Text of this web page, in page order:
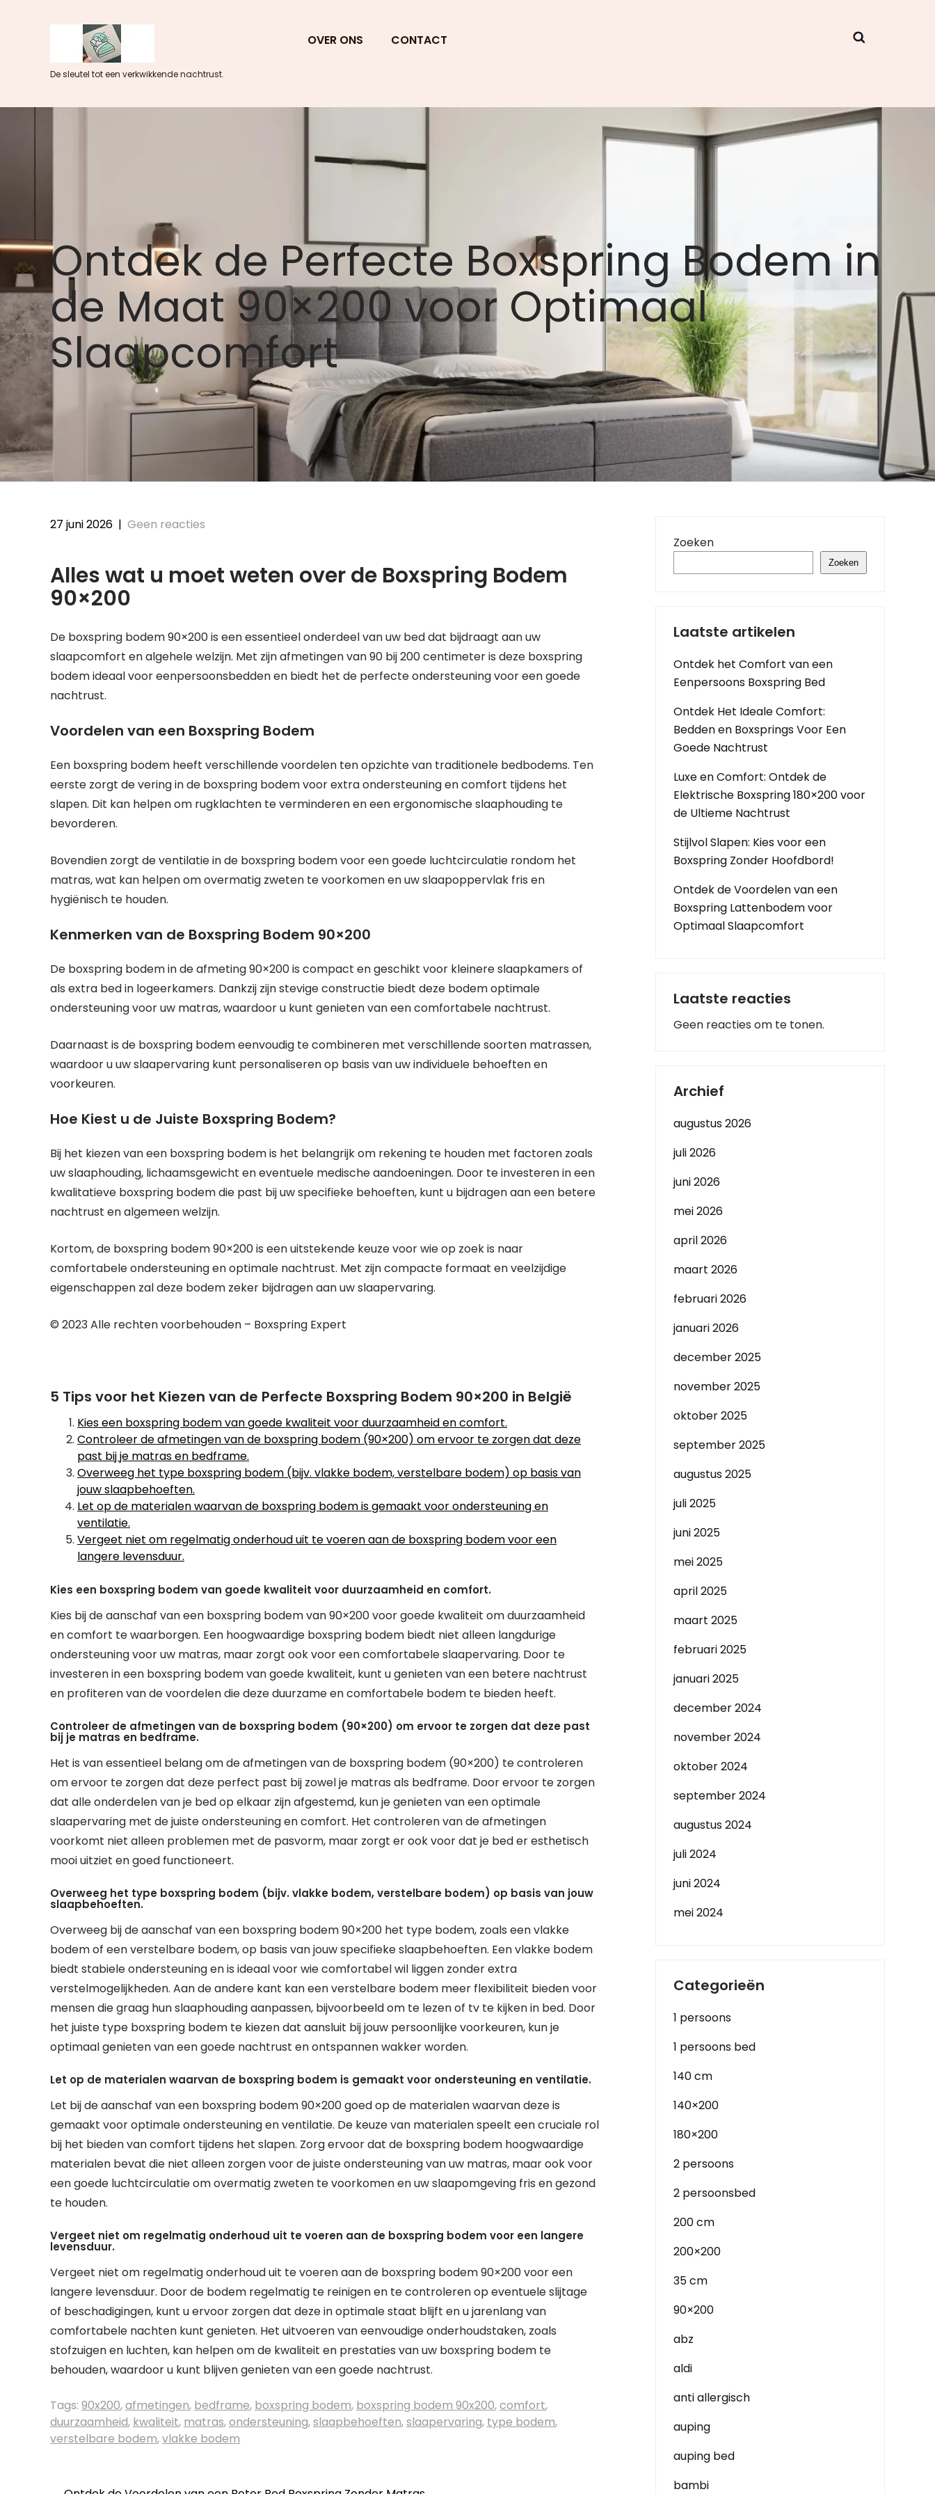
De sleutel tot een verkwikkende nachtrust.
OVER ONS CONTACT
Ontdek de Perfecte Boxspring Bodem in
de Maat 90×200 voor Optimaal
Slaapcomfort
27 juni 2026 | Geen reacties
Alles wat u moet weten over de Boxspring Bodem
90×200
De boxspring bodem 90×200 is een essentieel onderdeel van uw bed dat bijdraagt aan uw
slaapcomfort en algehele welzijn. Met zijn afmetingen van 90 bij 200 centimeter is deze boxspring
bodem ideaal voor eenpersoonsbedden en biedt het de perfecte ondersteuning voor een goede
nachtrust.
Voordelen van een Boxspring Bodem
Een boxspring bodem heeft verschillende voordelen ten opzichte van traditionele bedbodems. Ten
eerste zorgt de vering in de boxspring bodem voor extra ondersteuning en comfort tijdens het
slapen. Dit kan helpen om rugklachten te verminderen en een ergonomische slaaphouding te
bevorderen.
Bovendien zorgt de ventilatie in de boxspring bodem voor een goede luchtcirculatie rondom het
matras, wat kan helpen om overmatig zweten te voorkomen en uw slaapoppervlak fris en
hygiënisch te houden.
Kenmerken van de Boxspring Bodem 90×200
De boxspring bodem in de afmeting 90×200 is compact en geschikt voor kleinere slaapkamers of
als extra bed in logeerkamers. Dankzij zijn stevige constructie biedt deze bodem optimale
ondersteuning voor uw matras, waardoor u kunt genieten van een comfortabele nachtrust.
Daarnaast is de boxspring bodem eenvoudig te combineren met verschillende soorten matrassen,
waardoor u uw slaapervaring kunt personaliseren op basis van uw individuele behoeften en
voorkeuren.
Hoe Kiest u de Juiste Boxspring Bodem?
Bij het kiezen van een boxspring bodem is het belangrijk om rekening te houden met factoren zoals
uw slaaphouding, lichaamsgewicht en eventuele medische aandoeningen. Door te investeren in een
kwalitatieve boxspring bodem die past bij uw specifieke behoeften, kunt u bijdragen aan een betere
nachtrust en algemeen welzijn.
Kortom, de boxspring bodem 90×200 is een uitstekende keuze voor wie op zoek is naar
comfortabele ondersteuning en optimale nachtrust. Met zijn compacte formaat en veelzijdige
eigenschappen zal deze bodem zeker bijdragen aan uw slaapervaring.
© 2023 Alle rechten voorbehouden – Boxspring Expert
5 Tips voor het Kiezen van de Perfecte Boxspring Bodem 90×200 in België
Kies een boxspring bodem van goede kwaliteit voor duurzaamheid en comfort.
Controleer de afmetingen van de boxspring bodem (90×200) om ervoor te zorgen dat deze
past bij je matras en bedframe.
Overweeg het type boxspring bodem (bijv. vlakke bodem, verstelbare bodem) op basis van
jouw slaapbehoeften.
Let op de materialen waarvan de boxspring bodem is gemaakt voor ondersteuning en
ventilatie.
Vergeet niet om regelmatig onderhoud uit te voeren aan de boxspring bodem voor een
langere levensduur.
Kies een boxspring bodem van goede kwaliteit voor duurzaamheid en comfort.
Kies bij de aanschaf van een boxspring bodem van 90×200 voor goede kwaliteit om duurzaamheid
en comfort te waarborgen. Een hoogwaardige boxspring bodem biedt niet alleen langdurige
ondersteuning voor uw matras, maar zorgt ook voor een comfortabele slaapervaring. Door te
investeren in een boxspring bodem van goede kwaliteit, kunt u genieten van een betere nachtrust
en profiteren van de voordelen die deze duurzame en comfortabele bodem te bieden heeft.
Controleer de afmetingen van de boxspring bodem (90×200) om ervoor te zorgen dat deze past
bij je matras en bedframe.
Het is van essentieel belang om de afmetingen van de boxspring bodem (90×200) te controleren
om ervoor te zorgen dat deze perfect past bij zowel je matras als bedframe. Door ervoor te zorgen
dat alle onderdelen van je bed op elkaar zijn afgestemd, kun je genieten van een optimale
slaapervaring met de juiste ondersteuning en comfort. Het controleren van de afmetingen
voorkomt niet alleen problemen met de pasvorm, maar zorgt er ook voor dat je bed er esthetisch
mooi uitziet en goed functioneert.
Overweeg het type boxspring bodem (bijv. vlakke bodem, verstelbare bodem) op basis van jouw
slaapbehoeften.
Overweeg bij de aanschaf van een boxspring bodem 90×200 het type bodem, zoals een vlakke
bodem of een verstelbare bodem, op basis van jouw specifieke slaapbehoeften. Een vlakke bodem
biedt stabiele ondersteuning en is ideaal voor wie comfortabel wil liggen zonder extra
verstelmogelijkheden. Aan de andere kant kan een verstelbare bodem meer flexibiliteit bieden voor
mensen die graag hun slaaphouding aanpassen, bijvoorbeeld om te lezen of tv te kijken in bed. Door
het juiste type boxspring bodem te kiezen dat aansluit bij jouw persoonlijke voorkeuren, kun je
optimaal genieten van een goede nachtrust en ontspannen wakker worden.
Let op de materialen waarvan de boxspring bodem is gemaakt voor ondersteuning en ventilatie.
Let bij de aanschaf van een boxspring bodem 90×200 goed op de materialen waarvan deze is
gemaakt voor optimale ondersteuning en ventilatie. De keuze van materialen speelt een cruciale rol
bij het bieden van comfort tijdens het slapen. Zorg ervoor dat de boxspring bodem hoogwaardige
materialen bevat die niet alleen zorgen voor de juiste ondersteuning van uw matras, maar ook voor
een goede luchtcirculatie om overmatig zweten te voorkomen en uw slaapomgeving fris en gezond
te houden.
Vergeet niet om regelmatig onderhoud uit te voeren aan de boxspring bodem voor een langere
levensduur.
Vergeet niet om regelmatig onderhoud uit te voeren aan de boxspring bodem 90×200 voor een
langere levensduur. Door de bodem regelmatig te reinigen en te controleren op eventuele slijtage
of beschadigingen, kunt u ervoor zorgen dat deze in optimale staat blijft en u jarenlang van
comfortabele nachten kunt genieten. Het uitvoeren van eenvoudige onderhoudstaken, zoals
stofzuigen en luchten, kan helpen om de kwaliteit en prestaties van uw boxspring bodem te
behouden, waardoor u kunt blijven genieten van een goede nachtrust.
Tags: 90x200,afmetingen, bedframe, boxspring bodem, boxspring bodem 90x200,comfort,
duurzaamheid, kwaliteit, matras,ondersteuning,slaapbehoeften,slaapervaring, type bodem,
verstelbare bodem,vlakke bodem
Zoeken
Zoeken
Laatste artikelen
Ontdek het Comfort van een
Eenpersoons Boxspring Bed
Ontdek Het Ideale Comfort:
Bedden en Boxsprings Voor Een
Goede Nachtrust
Luxe en Comfort: Ontdek de
Elektrische Boxspring 180×200 voor
de Ultieme Nachtrust
Stijlvol Slapen: Kies voor een
Boxspring Zonder Hoofdbord!
Ontdek de Voordelen van een
Boxspring Lattenbodem voor
Optimaal Slaapcomfort
Laatste reacties
Geen reacties om te tonen.
Archief
augustus 2026
juli 2026
juni 2026
mei 2026
april 2026
maart 2026
februari 2026
januari 2026
december 2025
november 2025
oktober 2025
september 2025
augustus 2025
juli 2025
juni 2025
mei 2025
april 2025
maart 2025
februari 2025
januari 2025
december 2024
november 2024
oktober 2024
september 2024
augustus 2024
juli 2024
juni 2024
mei 2024
Categorieën
1 persoons
1 persoons bed
140 cm
140×200
180×200
2 persoons
2 persoonsbed
200 cm
200×200
35 cm
90×200
abz
aldi
anti allergisch
auping
auping bed
bambi